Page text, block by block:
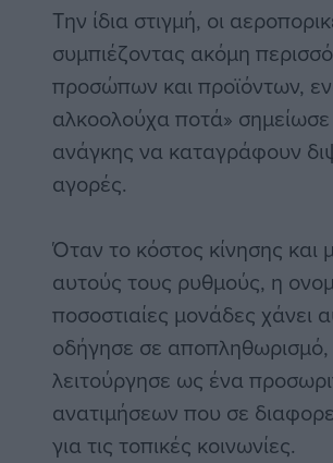
Την ίδια στιγμή, οι
συμπιέζοντας ακόμη
προσώπων και προϊόντων,
αλκοολούχα ποτά»
ανάγκης να καταγράφουν
αγορές.
Όταν το κόστος κίνησης
αυτούς τους ρυθμούς, η
ποσοστιαίες μονάδες χάνει
οδήγησε σε
λειτούργησε ως ένα
ανατιμήσεων που σε
για τις τοπικές κοινωνίες.